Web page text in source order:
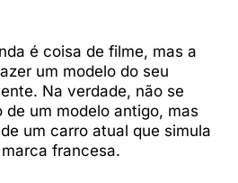
é coisa de filme, mas a
um modelo do seu
Na verdade, não se
um modelo antigo, mas
um carro atual que simula
francesa.